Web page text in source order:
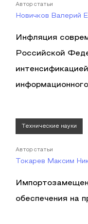
Автор статьи
Новичков Валерий
Инфляция
Российской
Технические науки
Автор статьи
Токарев Максим
обеспечения на